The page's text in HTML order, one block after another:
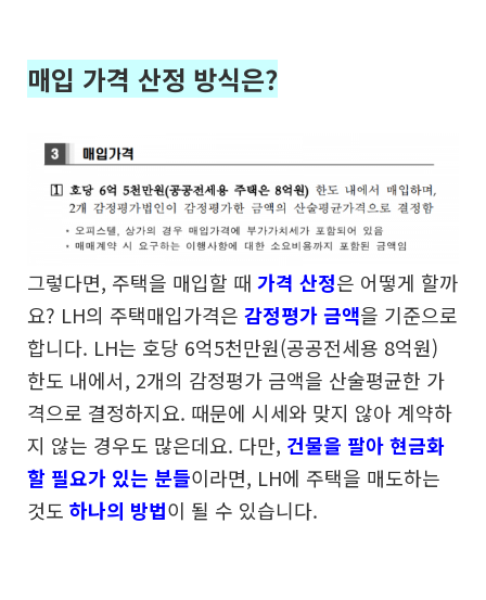
매입 가격 산정 방식은?
그렇다면, 주택을 매입할 때 가격 산정은 어떻게 할까
요? LH의 주택매입가격은 감정평가 금액을 기준으로
합니다. LH는 호당 6억5천만원(공공전세용 8억원)
한도 내에서, 2개의 감정평가 금액을 산술평균한 가
격으로 결정하지요. 때문에 시세와 맞지 않아 계약하
지 않는 경우도 많은데요. 다만, 건물을 팔아 현금화
할 필요가 있는 분들이라면, LH에 주택을 매도하는
것도 하나의 방법이 될 수 있습니다.